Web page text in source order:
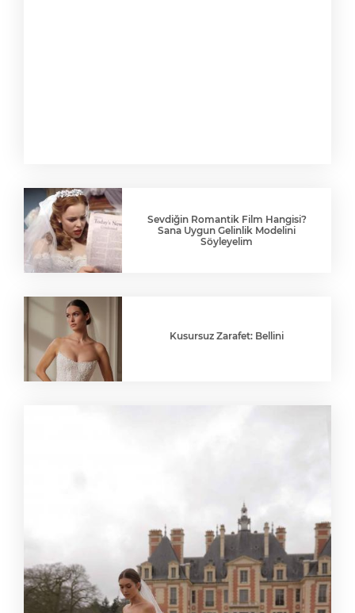
Sevdiğin Romantik Film Hangisi?
Sana Uygun Gelinlik Modelini
Söyleyelim
Kusursuz Zarafet: Bellini